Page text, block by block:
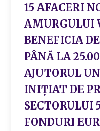
15 AFACERI
AMURGULUI
BENEFICIA
PÂNĂ LA
AJUTORUL
INIȚIAT DE
SECTORULUI
FONDURI